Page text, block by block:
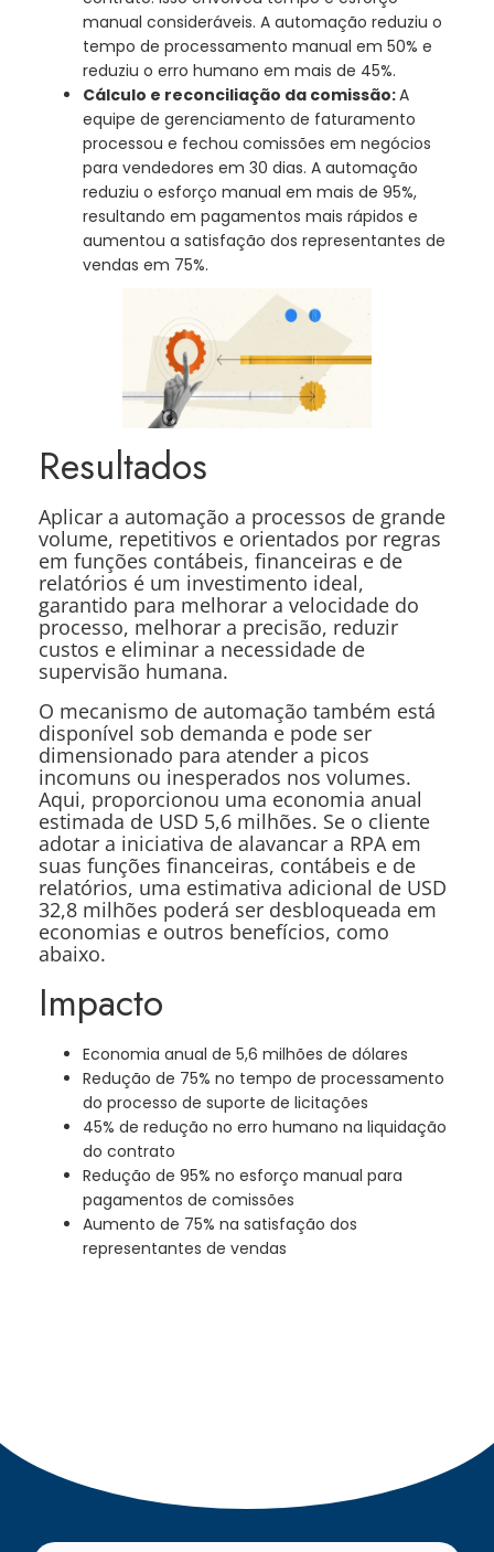
manual consideráveis. A automação reduziu o
tempo de processamento manual em 50% e
reduziu o erro humano em mais de 45%.
Cálculo e reconciliação da comissão:A
equipe de gerenciamento de faturamento
processou e fechou comissões em negócios
para vendedores em 30 dias. A automação
reduziu o esforço manual em mais de 95%,
resultando em pagamentos mais rápidos e
aumentou a satisfação dos representantes de
vendas em 75%.
Resultados
Aplicar a automação a processos de grande
volume, repetitivos e orientados por regras
em funções contábeis, financeiras e de
relatórios é um investimento ideal,
garantido para melhorar a velocidade do
processo, melhorar a precisão, reduzir
custos e eliminar a necessidade de
supervisão humana.
O mecanismo de automação também está
disponível sob demanda e pode ser
dimensionado para atender a picos
incomuns ou inesperados nos volumes.
Aqui, proporcionou uma economia anual
estimada de USD 5,6 milhões. Se o cliente
adotar a iniciativa de alavancar a RPA em
suas funções financeiras, contábeis e de
relatórios, uma estimativa adicional de USD
32,8 milhões poderá ser desbloqueada em
economias e outros benefícios, como
abaixo.
Impacto
Economia anual de 5,6 milhões de dólares
Redução de 75% no tempo de processamento
do processo de suporte de licitações
45% de redução no erro humano na liquidação
do contrato
Redução de 95% no esforço manual para
pagamentos de comissões
Aumento de 75% na satisfação dos
representantes de vendas